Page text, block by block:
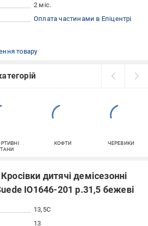
2 міс.
Оплата частинами в Епіцентрі
товару
КОФТИ ЧЕРЕВИКИ
дитячі демісезонні
IO1646-201 р.31,5 бежеві
13,5C
13